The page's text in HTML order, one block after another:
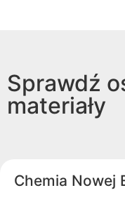
Sprawdź
materiały
Chemia Nowej